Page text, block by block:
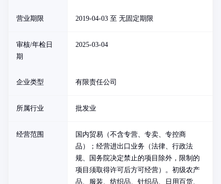
营业期限 2019-04-03 至 无固定期限
审核/年检日
期
2025-03-04
企业类型 有限责任公司
所属行业 批发业
经营范围
国内贸易（不含专营、专卖、专控商
品）；经营进出口业务（法律、行政法
规、国务院决定禁止的项目除外，限制的
项目须取得许可后方可经营）。初级农产
品、服装、纺织品、针织品、日用百货、